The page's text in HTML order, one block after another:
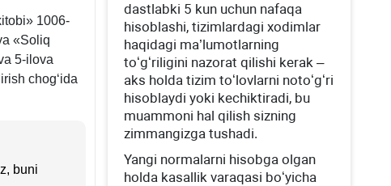
1006-
«Soliq
5-ilova
chogʻida
buni
dastlabki 5 kun uchun nafaqa
hisoblashi, tizimlardagi хodimlar
haqidagi ma’lumotlarning
toʻgʻriligini nazorat qilishi kerak –
aks holda tizim toʻlovlarni notoʻgʻri
hisoblaydi yoki kechiktiradi, bu
muammoni hal qilish sizning
zimmangizga tushadi.
Yangi normalarni hisobga olgan
holda kasallik varaqasi boʻyicha